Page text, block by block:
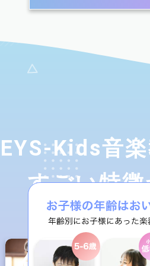
EYS-Kids音
すごい特
2